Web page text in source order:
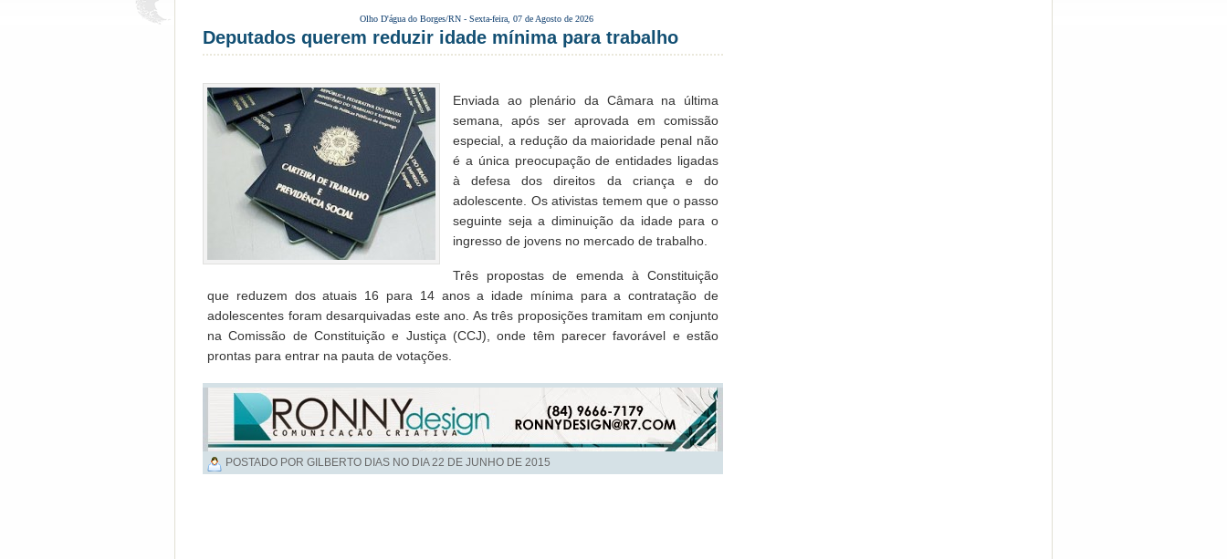
Olho D'água do Borges/RN - Sexta-feira, 07 de Agosto de 2026
Deputados querem reduzir idade mínima para trabalho
Enviada ao plenário da Câmara na última
semana, após ser aprovada em comissão
especial, a redução da maioridade penal não
é a única preocupação de entidades ligadas
à defesa dos direitos da criança e do
adolescente. Os ativistas temem que o passo
seguinte seja a diminuição da idade para o
ingresso de jovens no mercado de trabalho.
Três propostas de emenda à Constituição
que reduzem dos atuais 16 para 14 anos a idade mínima para a contratação de
adolescentes foram desarquivadas este ano. As três proposições tramitam em conjunto
na Comissão de Constituição e Justiça (CCJ), onde têm parecer favorável e estão
prontas para entrar na pauta de votações.
POSTADO POR GILBERTO DIAS NO DIA 22 DE JUNHO DE 2015